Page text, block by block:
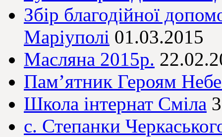
Збір благодійної
Маріуполі 01.03.2015
Масляна 2015р.
Пам’ятник Героям
Школа інтернат Сміла
с. Степанки